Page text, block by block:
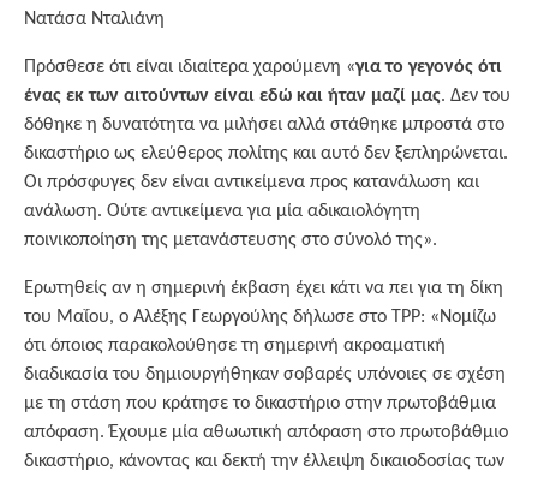
Νατάσα Νταλιάνη
Πρόσθεσε ότι είναι ιδιαίτερα χαρούμενη «για το γεγονός ότι
ένας εκ των αιτούντων είναι εδώ και ήταν μαζί μας. Δεν του
δόθηκε η δυνατότητα να μιλήσει αλλά στάθηκε μπροστά στο
δικαστήριο ως ελεύθερος πολίτης και αυτό δεν ξεπληρώνεται.
Οι πρόσφυγες δεν είναι αντικείμενα προς κατανάλωση και
ανάλωση. Ούτε αντικείμενα για μία αδικαιολόγητη
ποινικοποίηση της μετανάστευσης στο σύνολό της».
Ερωτηθείς αν η σημερινή έκβαση έχει κάτι να πει για τη δίκη
του Μαΐου, ο Αλέξης Γεωργούλης δήλωσε στο TPP: «Νομίζω
ότι όποιος παρακολούθησε τη σημερινή ακροαματική
διαδικασία του δημιουργήθηκαν σοβαρές υπόνοιες σε σχέση
με τη στάση που κράτησε το δικαστήριο στην πρωτοβάθμια
απόφαση. Έχουμε μία αθωωτική απόφαση στο πρωτοβάθμιο
δικαστήριο, κάνοντας και δεκτή την έλλειψη δικαιοδοσίας των